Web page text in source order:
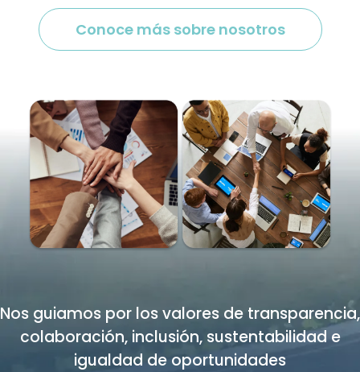
Conoce más sobre nosotros
Nos guiamos por los valores de transparencia,
colaboración, inclusión, sustentabilidad e
igualdad de oportunidades